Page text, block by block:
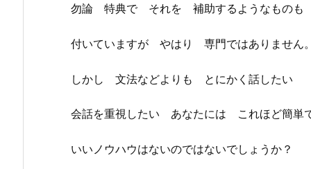
勿論 特典で それを 補助するようなものも
付いていますが やはり 専門ではありません
しかし 文法などよりも とにかく話したい
会話を重視したい あなたには これほど簡単
いいノウハウはないのではないでしょうか？